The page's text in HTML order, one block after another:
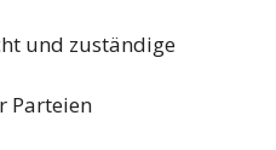
und zuständige
Parteien